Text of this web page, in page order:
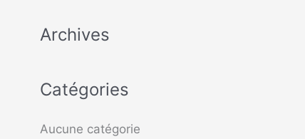
r
h
Archives
Catégories
Aucune catégorie